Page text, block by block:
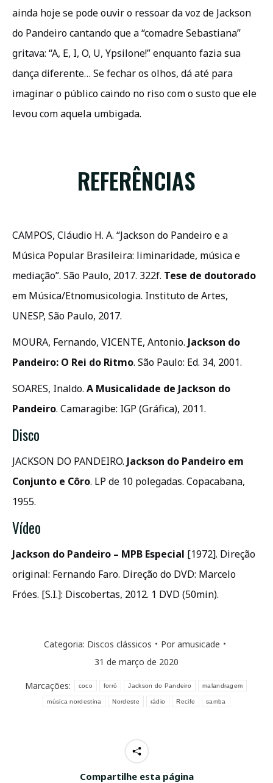
ainda hoje se pode ouvir o ressoar da voz de Jackson
do Pandeiro cantando que a “comadre Sebastiana”
gritava: “A, E, I, O, U, Ypsilone!” enquanto fazia sua
dança diferente… Se fechar os olhos, dá até para
imaginar o público caindo no riso com o susto que ele
levou com aquela umbigada.
REFERÊNCIAS
CAMPOS, Cláudio H. A. “Jackson do Pandeiro e a
Música Popular Brasileira: liminaridade, música e
mediação”. São Paulo, 2017. 322f. Tese de doutorado
em Música/Etnomusicologia. Instituto de Artes,
UNESP, São Paulo, 2017.
MOURA, Fernando, VICENTE, Antonio. Jackson do
Pandeiro: O Rei do Ritmo. São Paulo: Ed. 34, 2001.
SOARES, Inaldo. A Musicalidade de Jackson do
Pandeiro. Camaragibe: IGP (Gráfica), 2011.
Disco
JACKSON DO PANDEIRO. Jackson do Pandeiro em
Conjunto e Côro. LP de 10 polegadas. Copacabana,
1955.
Vídeo
Jackson do Pandeiro – MPB Especial [1972]. Direção
original: Fernando Faro. Direção do DVD: Marcelo
Fróes. [S.I.]: Discobertas, 2012. 1 DVD (50min).
Categoria: Discos clássicos Poramusicade
31 de março de 2020
Marcações: coco forró Jackson do Pandeiro malandragem
música nordestina Nordeste rádio Recife samba
Compartilhe esta página